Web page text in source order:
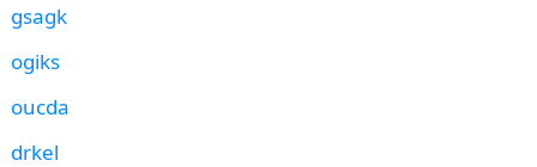
gsagk
ogiks
oucda
drkel